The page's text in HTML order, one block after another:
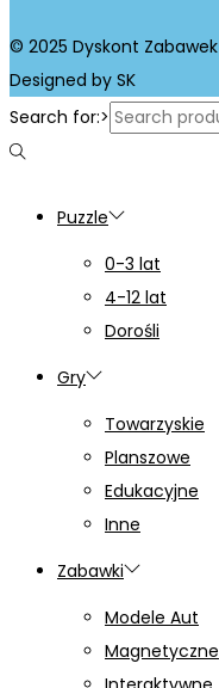
© 2025 Dyskont Zabawek
Designed by SK
Search for:>
Puzzle
0-3 lat
4-12 lat
Dorośli
Gry
Towarzyskie
Planszowe
Edukacyjne
Inne
Zabawki
Modele Aut
Magnetyczne